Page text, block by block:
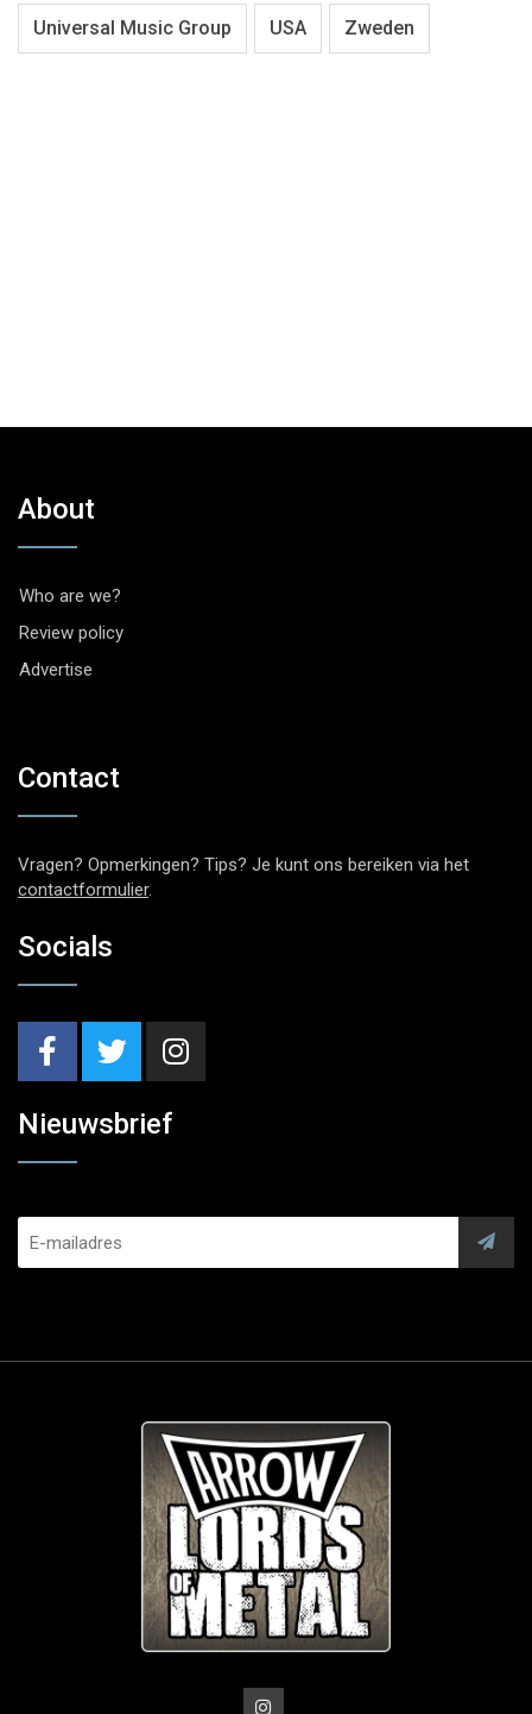
Universal Music Group USA Zweden
About
Who are we?
Review policy
Advertise
Contact
Vragen? Opmerkingen? Tips? Je kunt ons bereiken via het
contactformulier.
Socials
Nieuwsbrief